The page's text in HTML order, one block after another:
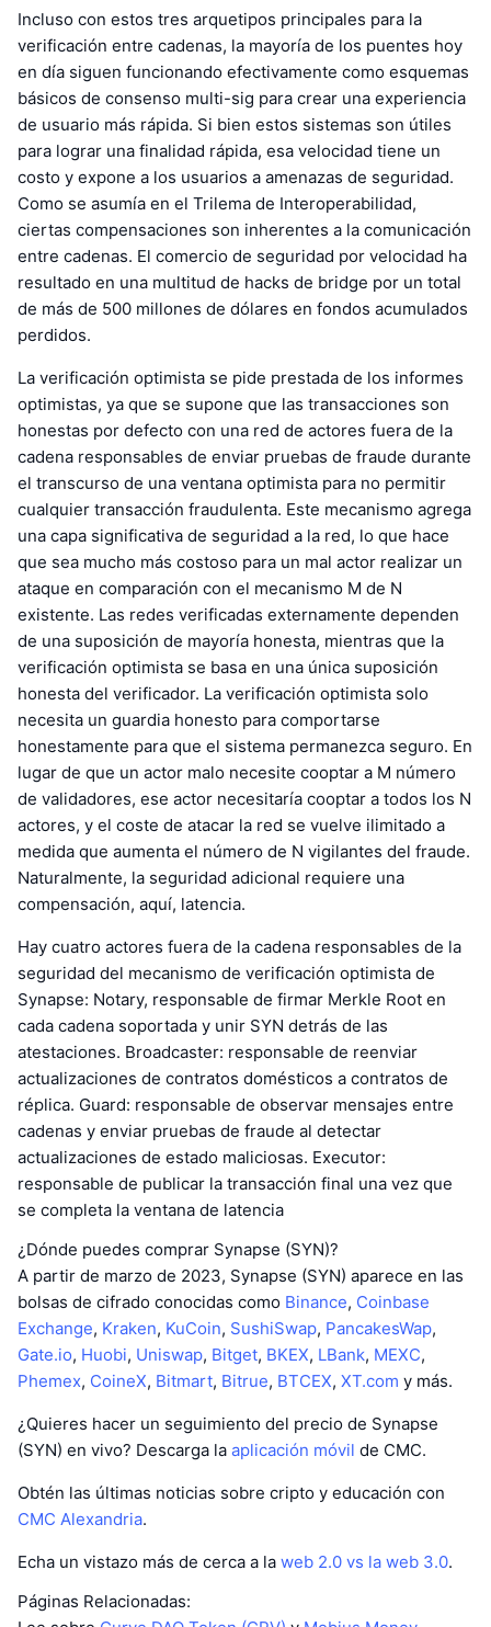
Incluso con estos tres arquetipos principales para la
verificación entre cadenas, la mayoría de los puentes hoy
en día siguen funcionando efectivamente como esquemas
básicos de consenso multi-sig para crear una experiencia
de usuario más rápida. Si bien estos sistemas son útiles
para lograr una finalidad rápida, esa velocidad tiene un
costo y expone a los usuarios a amenazas de seguridad.
Como se asumía en el Trilema de Interoperabilidad,
ciertas compensaciones son inherentes a la comunicación
entre cadenas. El comercio de seguridad por velocidad ha
resultado en una multitud de hacks de bridge por un total
de más de 500 millones de dólares en fondos acumulados
perdidos.
La verificación optimista se pide prestada de los informes
optimistas, ya que se supone que las transacciones son
honestas por defecto con una red de actores fuera de la
cadena responsables de enviar pruebas de fraude durante
el transcurso de una ventana optimista para no permitir
cualquier transacción fraudulenta. Este mecanismo agrega
una capa significativa de seguridad a la red, lo que hace
que sea mucho más costoso para un mal actor realizar un
ataque en comparación con el mecanismo M de N
existente. Las redes verificadas externamente dependen
de una suposición de mayoría honesta, mientras que la
verificación optimista se basa en una única suposición
honesta del verificador. La verificación optimista solo
necesita un guardia honesto para comportarse
honestamente para que el sistema permanezca seguro. En
lugar de que un actor malo necesite cooptar a M número
de validadores, ese actor necesitaría cooptar a todos los N
actores, y el coste de atacar la red se vuelve ilimitado a
medida que aumenta el número de N vigilantes del fraude.
Naturalmente, la seguridad adicional requiere una
compensación, aquí, latencia.
Hay cuatro actores fuera de la cadena responsables de la
seguridad del mecanismo de verificación optimista de
Synapse: Notary, responsable de firmar Merkle Root en
cada cadena soportada y unir SYN detrás de las
atestaciones. Broadcaster: responsable de reenviar
actualizaciones de contratos domésticos a contratos de
réplica. Guard: responsable de observar mensajes entre
cadenas y enviar pruebas de fraude al detectar
actualizaciones de estado maliciosas. Executor:
responsable de publicar la transacción final una vez que
se completa la ventana de latencia
¿Dónde puedes comprar Synapse (SYN)?
A partir de marzo de 2023, Synapse (SYN) aparece en las
bolsas de cifrado conocidas como Binance, Coinbase
Exchange, Kraken, KuCoin, SushiSwap, PancakesWap,
Gate.io, Huobi, Uniswap, Bitget, BKEX, LBank, MEXC,
Phemex, CoineX, Bitmart, Bitrue, BTCEX, XT.com y más.
¿Quieres hacer un seguimiento del precio de Synapse
(SYN) en vivo? Descarga la aplicación móvil de CMC.
Obtén las últimas noticias sobre cripto y educación con
CMC Alexandria.
Echa un vistazo más de cerca a la web 2.0 vs la web 3.0.
Páginas Relacionadas: